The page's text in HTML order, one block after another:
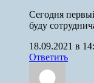
Сегодня
буду
18.09.2021 в
Ответить